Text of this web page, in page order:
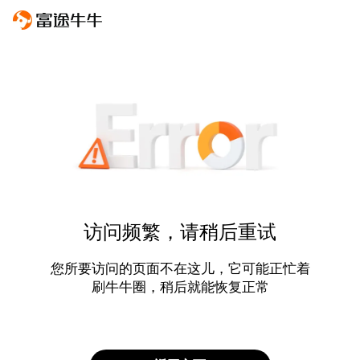
访问频繁，请稍后重试
您所要访问的页面不在这儿，它可能正忙着
刷牛牛圈，稍后就能恢复正常